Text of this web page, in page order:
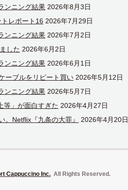
ンニング結果 2026年8月3日
レポート16 2026年7月29日
ンニング結果 2026年7月2日
した 2026年6月2日
ンニング結果 2026年6月1日
ーブルをリピート買い 2026年5月12日
ンニング結果 2026年5月7日
等」が面白すぎた 2026年4月27日
。Netflix『九条の大罪』
2026年4月20日
Cappuccino Inc. All Rights Reserved.